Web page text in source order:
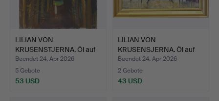
LILIAN VON
KRUSENSTJERNA. Öl auf
Leinwand,…
Beendet 24. Apr 2026
5 Gebote
53 USD
LILIAN VON
KRUSENSJERNA. Öl auf
Leinwand, …
Beendet 24. Apr 2026
2 Gebote
43 USD